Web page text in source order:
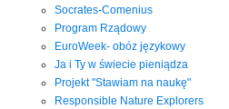
Socrates-Comenius
Program Rządowy
EuroWeek- obóz językowy
Ja i Ty w świecie pieniądza
Projekt "Stawiam na naukę"
Responsible Nature Explorers